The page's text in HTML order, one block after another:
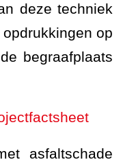
deze techniek
op
begraafplaats
asfaltschade